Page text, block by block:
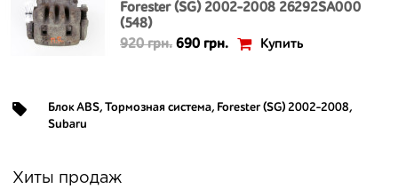
Forester (SG) 2002-2008 26292SA000
(548)
920 грн. 690 грн. Купить
Блок ABS, Тормозная система, Forester (SG) 2002-2008,
Subaru
Хиты продаж